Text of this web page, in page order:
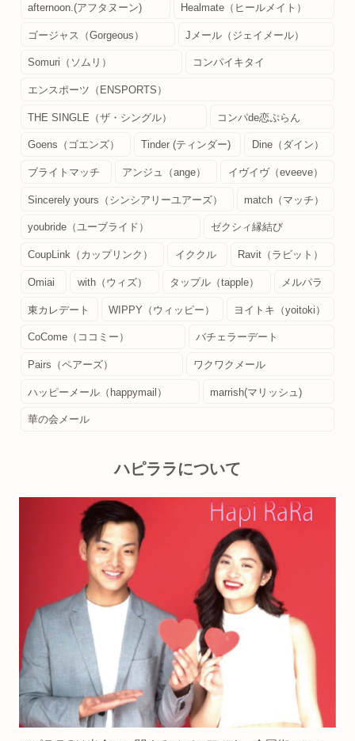
afternoon.(アフタヌーン) Healmate（ヒールメイト）
ゴージャス（Gorgeous） Jメール（ジェイメール）
Somuri（ソムリ） コンパイキタイ
エンスポーツ（ENSPORTS）
THE SINGLE（ザ・シングル） コンパde恋ぷらん
Goens（ゴエンズ） Tinder (ティンダー) Dine（ダイン）
ブライトマッチ アンジュ（ange） イヴイヴ（eveeve）
Sincerely yours（シンシアリーユアーズ） match（マッチ）
youbride（ユーブライド） ゼクシィ縁結び
CoupLink（カップリンク） イククル Ravit（ラビット）
Omiai with（ウィズ） タップル（tapple） メルパラ
東カレデート WIPPY（ウィッピー） ヨイトキ（yoitoki）
CoCome（ココミー） バチェラーデート
Pairs（ペアーズ） ワクワクメール
ハッピーメール（happymail） marrish(マリッシュ)
華の会メール
ハピララについて